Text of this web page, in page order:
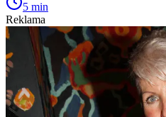
5 min
Reklama